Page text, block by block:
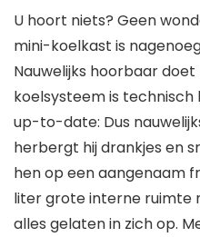
U hoort niets? Geen
mini-koelkast is
Nauwelijks hoorbaar
koelsysteem is technisch
up-to-date: Dus
herbergt hij drankjes en
hen op een aangenaam
liter grote interne ruimte
alles gelaten in zich op.